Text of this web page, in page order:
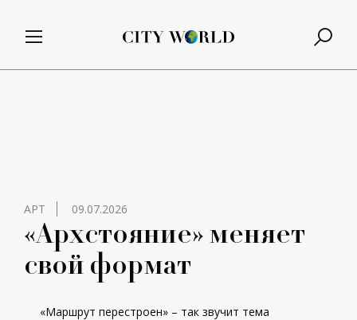
АРТ 09.07.2026
«Архстояние» меняет
свой формат
«Маршрут перестроен» – так звучит тема